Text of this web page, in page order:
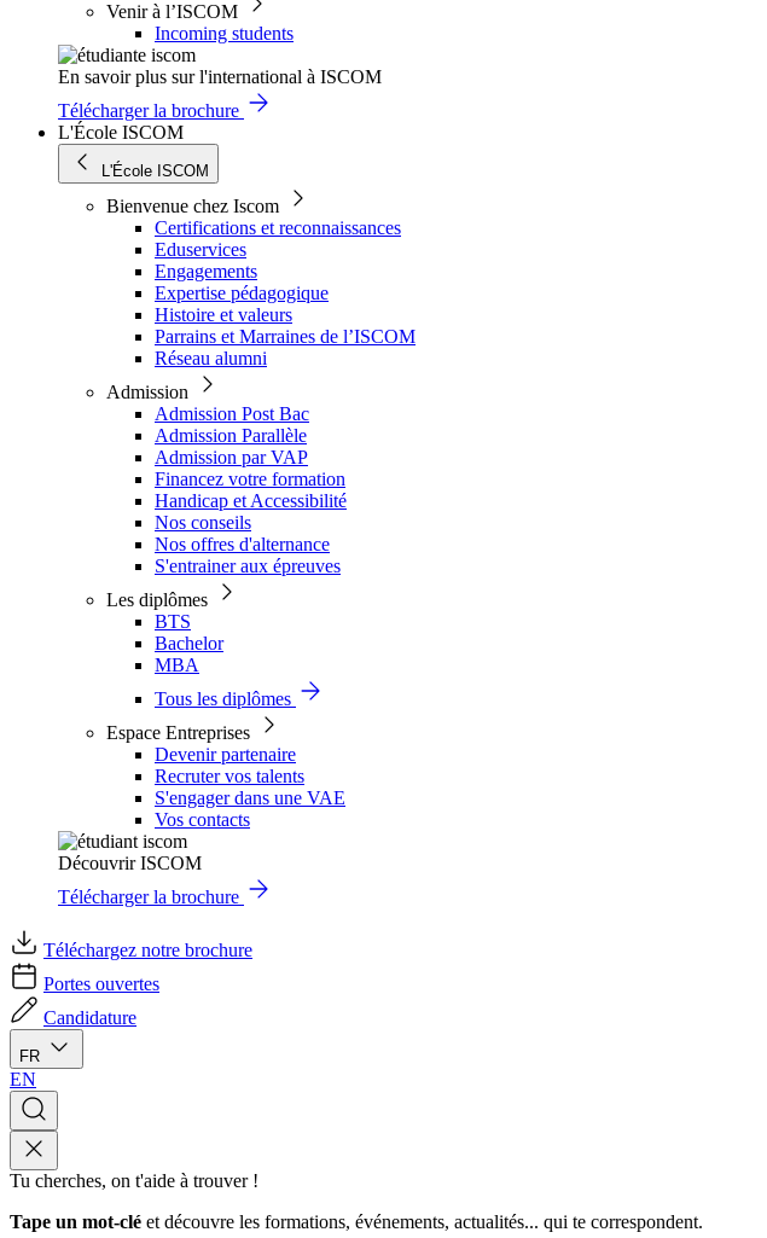
Venir à l’ISCOM
Incoming students
En savoir plus sur l'international à ISCOM
Télécharger la brochure
L'École ISCOM
L'École ISCOM
Bienvenue chez Iscom
Certifications et reconnaissances
Eduservices
Engagements
Expertise pédagogique
Histoire et valeurs
Parrains et Marraines de l’ISCOM
Réseau alumni
Admission
Admission Post Bac
Admission Parallèle
Admission par VAP
Financez votre formation
Handicap et Accessibilité
Nos conseils
Nos offres d'alternance
S'entrainer aux épreuves
Les diplômes
BTS
Bachelor
MBA
Tous les diplômes
Espace Entreprises
Devenir partenaire
Recruter vos talents
S'engager dans une VAE
Vos contacts
Découvrir ISCOM
Télécharger la brochure
Téléchargez notre brochure
Portes ouvertes
Candidature
FR
EN
Tu cherches, on t'aide à trouver !
Tape un mot-clé et découvre les formations, événements, actualités... qui te correspondent.